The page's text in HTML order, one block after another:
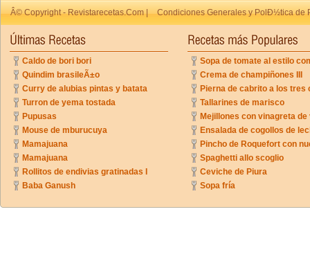
Â© Copyright - Revistarecetas.Com | Condiciones Generales y PolÐ½tica de
Caldo de bori bori
Quindim brasileÃ±o
Curry de alubias pintas y batata
Turron de yema tostada
Pupusas
Mouse de mburucuya
Mamajuana
Mamajuana
Rollitos de endivias gratinadas I
Baba Ganush
Sopa de tomate al estilo
Crema de champiñones III
Pierna de cabrito a los tres
Tallarines de marisco
Mejillones con vinagreta
Ensalada de cogollos de
Pincho de Roquefort con
Spaghetti allo scoglio
Ceviche de Piura
Sopa fría